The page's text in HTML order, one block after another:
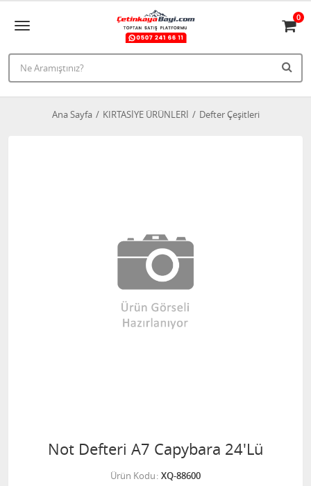
0
Ana Sayfa KIRTASİYE ÜRÜNLERİ Defter Çeşitleri
Not Defteri A7 Capybara 24'Lü
Ürün Kodu XQ-88600